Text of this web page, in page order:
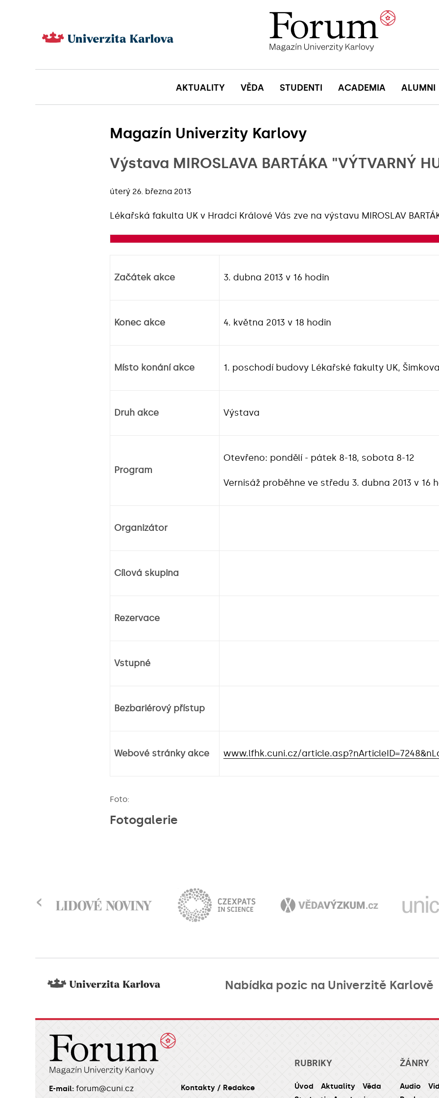
AKTUALITY VĚDA STUDENTI ACADEMIA ALUMNI
Magazín Univerzity Karlovy
Výstava MIROSLAVA BARTÁKA "VÝTVARNÝ
úterý 26. března 2013
Lékařská fakulta UK v Hradci Králové Vás zve na výstavu MIROSLAV
Začátek akce 3. dubna 2013 v 16 hodin
Konec akce 4. května 2013 v 18 hodin
Místo konání akce 1. poschodí budovy Lékařské fakulty UK,
Druh akce Výstava
Program
Otevřeno: pondělí - pátek 8-18, sobota 8-12
Vernisáž proběhne ve středu 3. dubna 2013 v 16
Organizátor
Cílová skupina
Rezervace
Vstupné
Bezbariérový přístup
Webové stránky akce www.lfhk.cuni.cz/
Foto:
Fotogalerie
‹
Nabídka pozic na Univerzitě Karlově
E-mail: forum@cuni.cz
Kontakty / Redakce
RUBRIKY
Úvod Aktuality
Věda
ŽÁNRY
Audio